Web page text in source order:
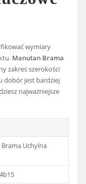
wymiary
Manutan Brama
zakres szerokości
dobór jest bardziej
najważniejsze
Uchylna